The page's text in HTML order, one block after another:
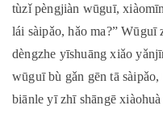
tùzǐ pèngjiàn wūguī,
lái sàipǎo, hǎo ma?”
dèngzhe yīshuāng xiǎo
wūguī bù gǎn gēn tā
biānle yī zhī shāngē xiàohuà